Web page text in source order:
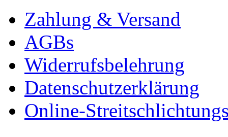
Zahlung & Versand
AGBs
Widerrufsbelehrung
Datenschutzerklärung
Online-